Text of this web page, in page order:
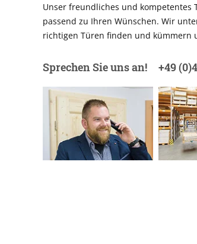
Unser freundliches und
passend zu Ihren Wünschen. Wir
richtigen Türen finden und kümmern
Sprechen Sie uns an! +49